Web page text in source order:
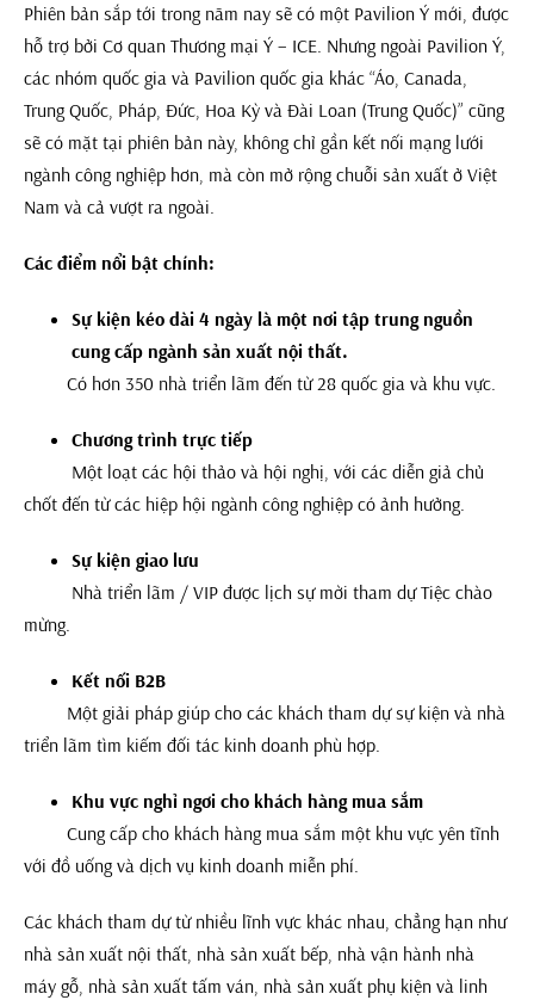
Phiên bản sắp tới trong năm nay sẽ có một Pavilion Ý mới, được
hỗ trợ bởi Cơ quan Thương mại Ý – ICE. Nhưng ngoài Pavilion Ý,
các nhóm quốc gia và Pavilion quốc gia khác “Áo, Canada,
Trung Quốc, Pháp, Đức, Hoa Kỳ và Đài Loan (Trung Quốc)” cũng
sẽ có mặt tại phiên bản này, không chỉ gần kết nối mạng lưới
ngành công nghiệp hơn, mà còn mở rộng chuỗi sản xuất ở Việt
Nam và cả vượt ra ngoài.
Các điểm nổi bật chính:
Sự kiện kéo dài 4 ngày là một nơi tập trung nguồn
cung cấp ngành sản xuất nội thất.
Có hơn 350 nhà triển lãm đến từ 28 quốc gia và khu vực.
Chương trình trực tiếp
Một loạt các hội thảo và hội nghị, với các diễn giả chủ
chốt đến từ các hiệp hội ngành công nghiệp có ảnh hưởng.
Sự kiện giao lưu
Nhà triển lãm / VIP được lịch sự mời tham dự Tiệc chào
mừng.
Kết nối B2B
Một giải pháp giúp cho các khách tham dự sự kiện và nhà
triển lãm tìm kiếm đối tác kinh doanh phù hợp.
Khu vực nghỉ ngơi cho khách hàng mua sắm
Cung cấp cho khách hàng mua sắm một khu vực yên tĩnh
với đồ uống và dịch vụ kinh doanh miễn phí.
Các khách tham dự từ nhiều lĩnh vực khác nhau, chẳng hạn như
nhà sản xuất nội thất, nhà sản xuất bếp, nhà vận hành nhà
máy gỗ, nhà sản xuất tấm ván, nhà sản xuất phụ kiện và linh